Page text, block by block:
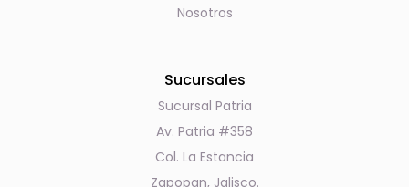
Nosotros
Sucursales
Sucursal Patria
Av. Patria #358
Col. La Estancia
Zapopan, Jalisco.